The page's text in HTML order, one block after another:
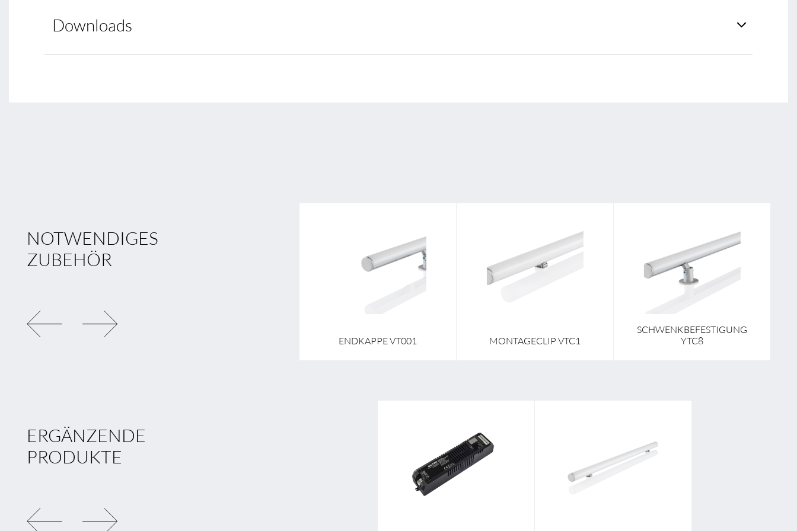
Downloads
NOTWENDIGES
ZUBEHÖR
SCHWENKBEFESTIGUNG
ENDKAPPE VT001 MONTAGECLIP VTC1
SCHWENKBEFESTIGUNG
YTC8
ERGÄNZENDE
PRODUKTE
Länge